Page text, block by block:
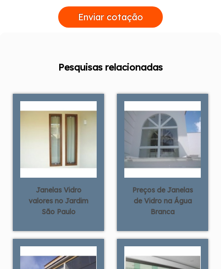
Enviar cotação
Pesquisas relacionadas
Janelas Vidro
valores no Jardim
São Paulo
Preços de Janelas
de Vidro na Água
Branca